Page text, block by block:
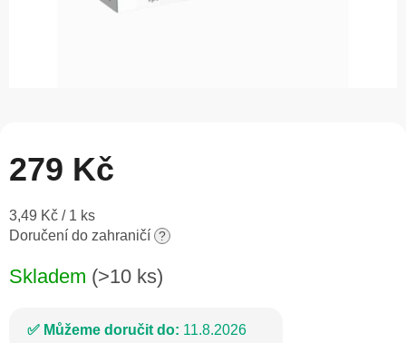
279 Kč
Měrná
cena:
3,49 Kč / 1 ks
Doručení do zahraničí ?
Skladem (>10 ks)
Můžeme doručit do: 11.8.2026